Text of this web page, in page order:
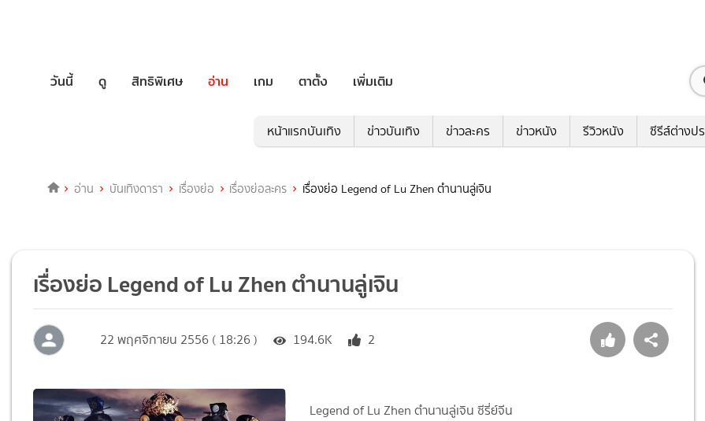
วันนี้ ดู สิทธิพิเศษ อ่าน เกม ตาตั้ง เพิ่มเติม
หน้าแรกบันเทิง ข่าวบันเทิง ข่าวละคร ข่าวหนัง รีวิวหนัง ซีรีส์ต่างปร
อ่าน บันเทิงดารา เรื่องย่อ เรื่องย่อละคร เรื่องย่อ Legend of Lu Zhen ตำนานลู่เจิน
เรื่องย่อ Legend of Lu Zhen ตำนานลู่เจิน
22 พฤศจิกายน 2556 ( 18:26 ) 194.6K 2
Legend of Lu Zhen ตำนานลู่เจิน ซีรี่ย์จีน